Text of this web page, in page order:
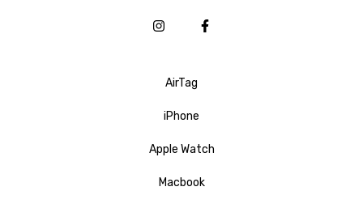
AirTag
iPhone
Apple Watch
Macbook